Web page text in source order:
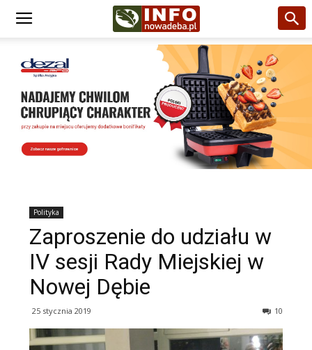
Polityka
Zaproszenie do udziału w
IV sesji Rady Miejskiej w
Nowej Dębie
25 stycznia 2019 10